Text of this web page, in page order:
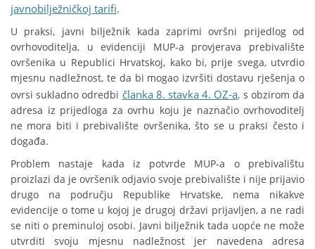
javnobilježničkoj tarifi.
U praksi, javni bilježnik kada zaprimi ovršni prijedlog od
ovrhovoditelja, u evidenciji MUP-a provjerava prebivalište
ovršenika u Republici Hrvatskoj, kako bi, prije svega, utvrdio
mjesnu nadležnost, te da bi mogao izvršiti dostavu rješenja o
ovrsi sukladno odredbi članka 8. stavka 4. OZ-a, s obzirom da
adresa iz prijedloga za ovrhu koju je naznačio ovrhovoditelj
ne mora biti i prebivalište ovršenika, što se u praksi često i
događa.
Problem nastaje kada iz potvrde MUP-a o prebivalištu
proizlazi da je ovršenik odjavio svoje prebivalište i nije prijavio
drugo na području Republike Hrvatske, nema nikakve
evidencije o tome u kojoj je drugoj državi prijavljen, a ne radi
se niti o preminuloj osobi. Javni bilježnik tada uopće ne može
utvrditi svoju mjesnu nadležnost jer navedena adresa